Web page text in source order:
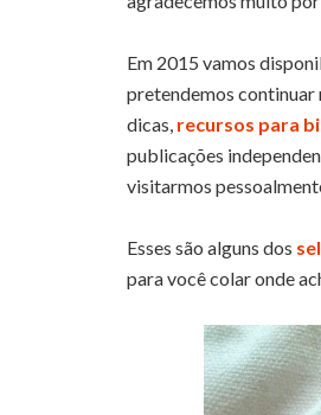
Em 2015 vamos
pretendemos continuar
dicas, recursos para
publicações
visitarmos
Esses são alguns dos
para você colar onde